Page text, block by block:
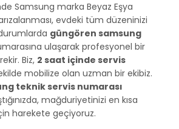
Samsung marka Beyaz Eşya
evdeki tüm düzeninizi
güngören samsung
ulaşarak profesyonel bir
Biz, 2 saat içinde servis
mobilize olan uzman bir ekibiz.
teknik servis numarası
mağduriyetinizi en kısa
harekete geçiyoruz.